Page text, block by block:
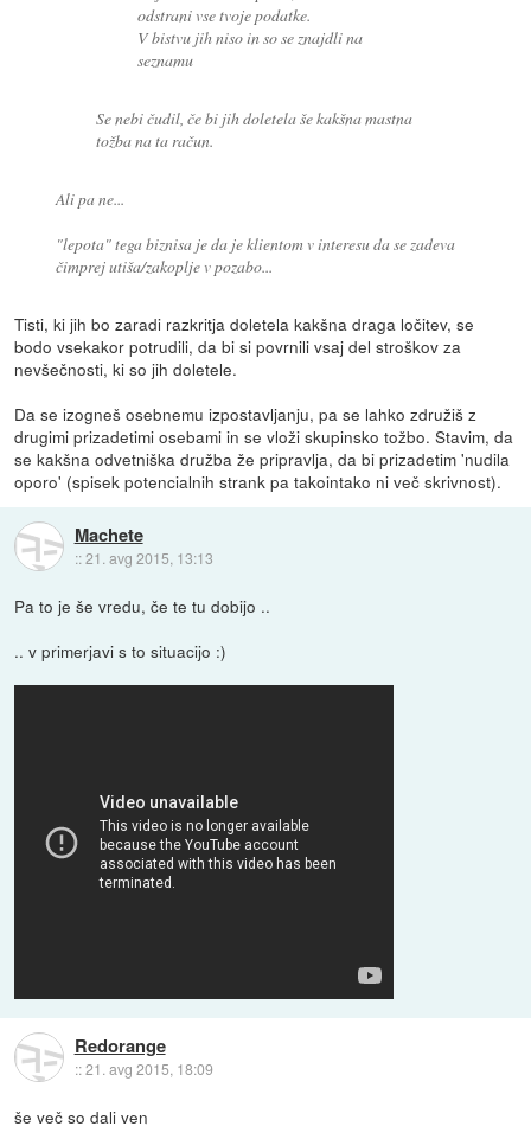
odstrani vse tvoje podatke.
V bistvu jih niso in so se znajdli na
seznamu
Se nebi čudil, če bi jih doletela še kakšna mastna
tožba na ta račun.
Ali pa ne...
"lepota" tega biznisa je da je klientom v interesu da se zadeva
čimprej utiša/zakoplje v pozabo...
Tisti, ki jih bo zaradi razkritja doletela kakšna draga ločitev, se
bodo vsekakor potrudili, da bi si povrnili vsaj del stroškov za
nevšečnosti, ki so jih doletele.
Da se izogneš osebnemu izpostavljanju, pa se lahko združiš z
drugimi prizadetimi osebami in se vloži skupinsko tožbo. Stavim, da
se kakšna odvetniška družba že pripravlja, da bi prizadetim 'nudila
oporo' (spisek potencialnih strank pa takointako ni več skrivnost).
Machete
::21. avg 2015, 13:13
Pa to je še vredu, če te tu dobijo ..
.. v primerjavi s to situacijo :)
Redorange
::21. avg 2015, 18:09
še več so dali ven